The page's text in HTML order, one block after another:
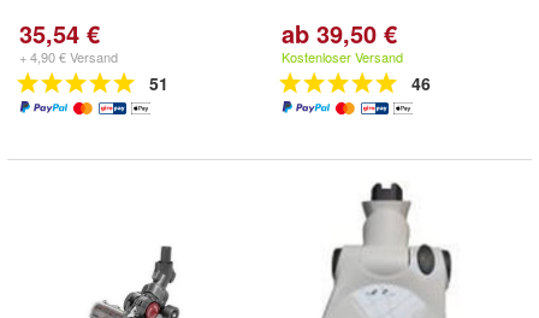
35,54 €
+ 4,90 € Versand
51
ab 39,50 €
Kostenloser Versand
46